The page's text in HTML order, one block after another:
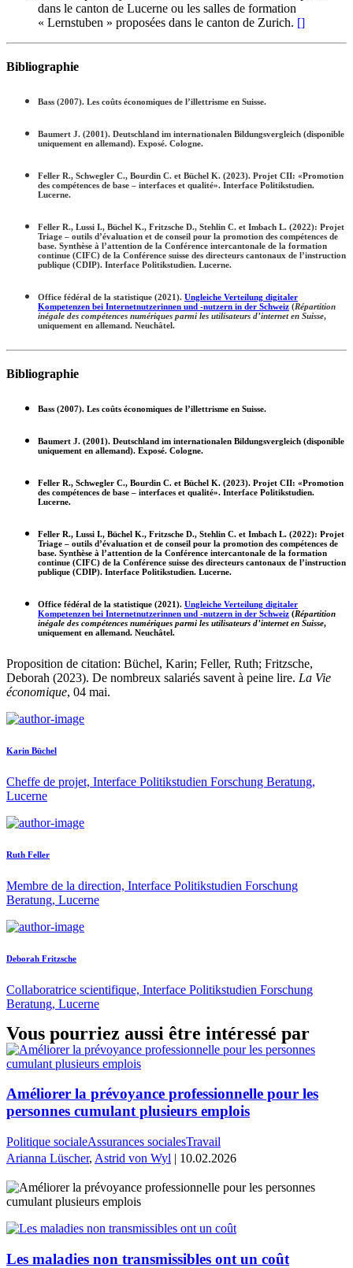
dans le canton de Lucerne ou les salles de formation
« Lernstuben » proposées dans le canton de Zurich. []
Bibliographie
Bass (2007). Les coûts économiques de l’illettrisme en Suisse.
Baumert J. (2001). Deutschland im internationalen Bildungsvergleich (disponible
uniquement en allemand). Exposé. Cologne.
Feller R., Schwegler C., Bourdin C. et Büchel K. (2023). Projet CII: «Promotion
des compétences de base – interfaces et qualité». Interface Politikstudien.
Lucerne.
Feller R., Lussi I., Büchel K., Fritzsche D., Stehlin C. et Imbach L. (2022): Projet
Triage – outils d’évaluation et de conseil pour la promotion des compétences de
base. Synthèse à l’attention de la Conférence intercantonale de la formation
continue (CIFC) de la Conférence suisse des directeurs cantonaux de l’instruction
publique (CDIP). Interface Politikstudien. Lucerne.
Office fédéral de la statistique (2021). Ungleiche Verteilung digitaler
Kompetenzen bei Internetnutzerinnen und -nutzern in der Schweiz (Répartition
inégale des compétences numériques parmi les utilisateurs d’internet en Suisse,
uniquement en allemand. Neuchâtel.
Bibliographie
Bass (2007). Les coûts économiques de l’illettrisme en Suisse.
Baumert J. (2001). Deutschland im internationalen Bildungsvergleich (disponible
uniquement en allemand). Exposé. Cologne.
Feller R., Schwegler C., Bourdin C. et Büchel K. (2023). Projet CII: «Promotion
des compétences de base – interfaces et qualité». Interface Politikstudien.
Lucerne.
Feller R., Lussi I., Büchel K., Fritzsche D., Stehlin C. et Imbach L. (2022): Projet
Triage – outils d’évaluation et de conseil pour la promotion des compétences de
base. Synthèse à l’attention de la Conférence intercantonale de la formation
continue (CIFC) de la Conférence suisse des directeurs cantonaux de l’instruction
publique (CDIP). Interface Politikstudien. Lucerne.
Office fédéral de la statistique (2021). Ungleiche Verteilung digitaler
Kompetenzen bei Internetnutzerinnen und -nutzern in der Schweiz (Répartition
inégale des compétences numériques parmi les utilisateurs d’internet en Suisse,
uniquement en allemand. Neuchâtel.
Proposition de citation: Büchel, Karin; Feller, Ruth; Fritzsche,
Deborah (2023). De nombreux salariés savent à peine lire. La Vie
économique, 04 mai.
Karin Büchel
Cheffe de projet, Interface Politikstudien Forschung Beratung,
Lucerne
Ruth Feller
Membre de la direction, Interface Politikstudien Forschung
Beratung, Lucerne
Deborah Fritzsche
Collaboratrice scientifique, Interface Politikstudien Forschung
Beratung, Lucerne
Vous pourriez aussi être intéressé par
Améliorer la prévoyance professionnelle pour les
personnes cumulant plusieurs emplois
Politique socialeAssurances socialesTravail
Arianna Lüscher, Astrid von Wyl | 10.02.2026
Les maladies non transmissibles ont un coût